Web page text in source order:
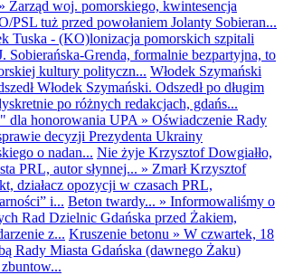
Zarząd woj. pomorskiego, kwintesencja
PSL tuż przed powołaniem Jolanty Sobieran...
Tuska - (KO)lonizacja pomorskich szpitali
Sobierańska-Grenda, formalnie bezpartyjna, to
kultury polityczn... Włodek Szymański
Włodek Szymański. Odszedł po długim
po różnych redakcjach, gdańs...
dla honorowania UPA » Oświadczenie Rady
decyzji Prezydenta Ukrainy
o nadan... Nie żyje Krzysztof Dowgiałło,
PRL, autor słynnej... » Zmarł Krzysztof
działacz opozycji w czasach PRL,
i... Beton twardy... » Informowaliśmy o
Rad Dzielnic Gdańska przed Żakiem,
z... Kruszenie betonu » W czwartek, 18
Rady Miasta Gdańska (dawnego Żaku)